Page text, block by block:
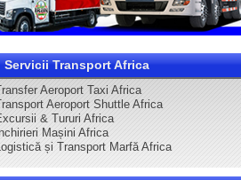
Servicii Transport Africa
Aeroport Taxi Africa
Aeroport Shuttle Africa
& Tururi Africa
Mașini Africa
și Transport Marfă Africa